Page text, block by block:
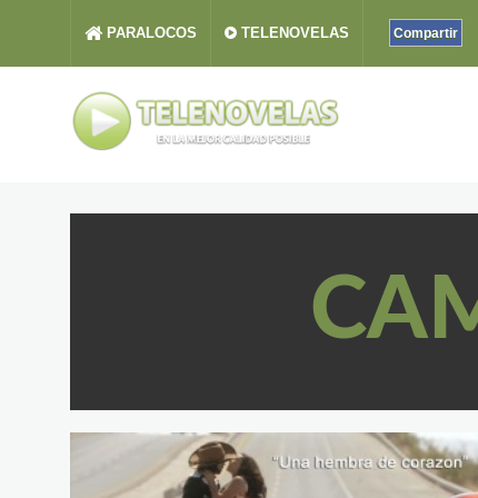
PARALOCOS TELENOVELAS Compartir